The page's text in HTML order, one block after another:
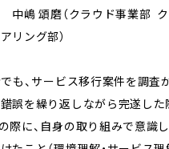
中嶋 頌磨（クラウド事業部
リング部）
も、サービス移行案件を調査
誤を繰り返しながら完遂した
際に、自身の取り組みで意識